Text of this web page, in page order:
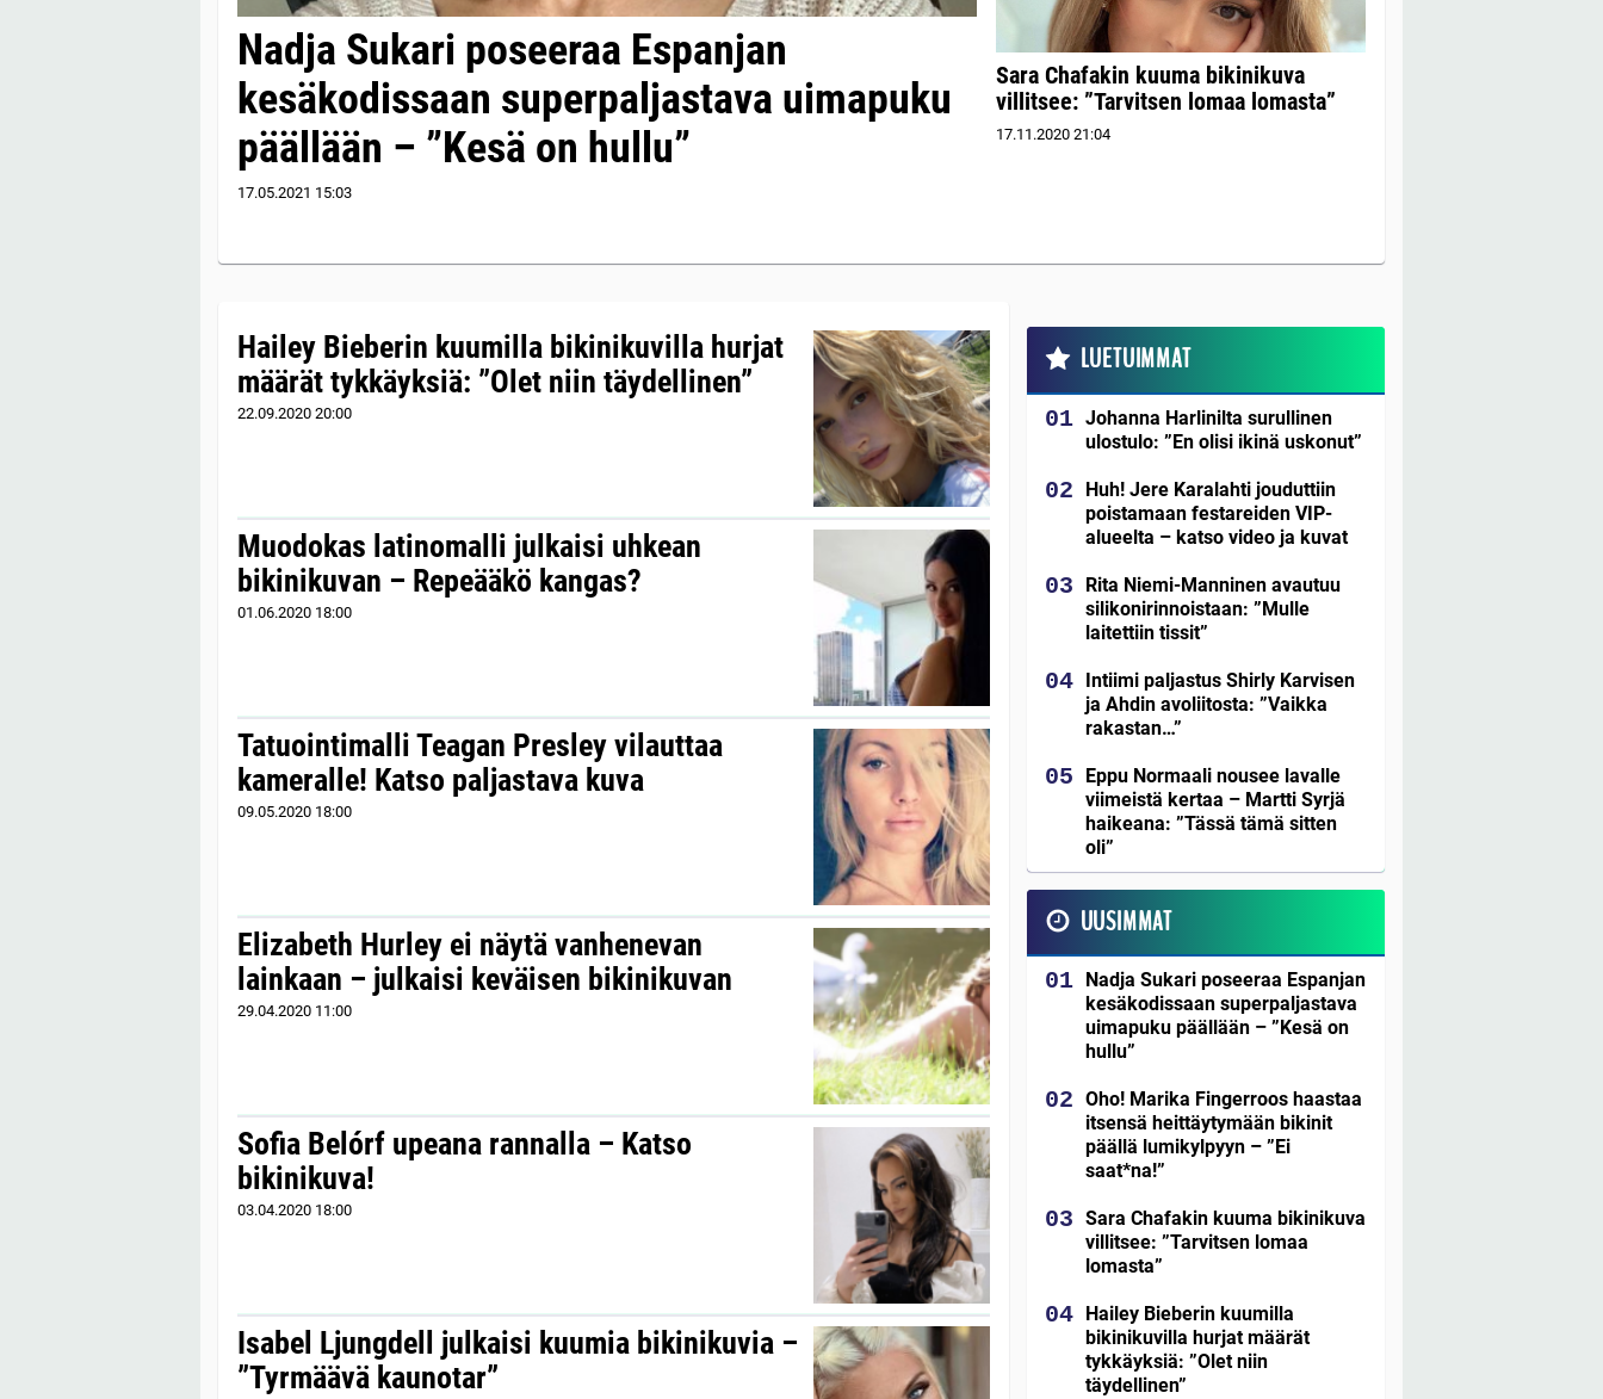
Nadja Sukari poseeraa Espanjan
kesäkodissaan superpaljastava uimapuku
päällään – ”Kesä on hullu”
17.05.2021 15:03
Sara Chafakin kuuma bikinikuva
villitsee: ”Tarvitsen lomaa lomasta”
17.11.2020 21:04
Hailey Bieberin kuumilla bikinikuvilla hurjat
määrät tykkäyksiä: ”Olet niin täydellinen”
22.09.2020 20:00
Muodokas latinomalli julkaisi uhkean
bikinikuvan – Repeääkö kangas?
01.06.2020 18:00
Tatuointimalli Teagan Presley vilauttaa
kameralle! Katso paljastava kuva
09.05.2020 18:00
Elizabeth Hurley ei näytä vanhenevan
lainkaan – julkaisi keväisen bikinikuvan
29.04.2020 11:00
Sofia Belórf upeana rannalla – Katso
bikinikuva!
03.04.2020 18:00
Isabel Ljungdell julkaisi kuumia bikinikuvia –
”Tyrmäävä kaunotar”
LUETUIMMAT
Johanna Harlinilta surullinen
ulostulo: ”En olisi ikinä uskonut”
Huh! Jere Karalahti jouduttiin
poistamaan festareiden VIP-
alueelta – katso video ja kuvat
Rita Niemi-Manninen avautuu
silikonirinnoistaan: ”Mulle
laitettiin tissit”
Intiimi paljastus Shirly Karvisen
ja Ahdin avoliitosta: ”Vaikka
rakastan…”
Eppu Normaali nousee lavalle
viimeistä kertaa – Martti Syrjä
haikeana: ”Tässä tämä sitten
oli”
UUSIMMAT
Nadja Sukari poseeraa Espanjan
kesäkodissaan superpaljastava
uimapuku päällään – ”Kesä on
hullu”
Oho! Marika Fingerroos haastaa
itsensä heittäytymään bikinit
päällä lumikylpyyn – ”Ei
saat*na!”
Sara Chafakin kuuma bikinikuva
villitsee: ”Tarvitsen lomaa
lomasta”
Hailey Bieberin kuumilla
bikinikuvilla hurjat määrät
tykkäyksiä: ”Olet niin
täydellinen”